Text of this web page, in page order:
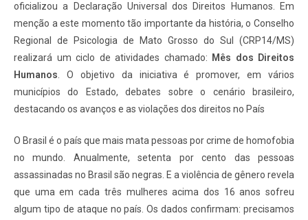
oficializou a Declaração Universal dos Direitos Humanos. Em
menção a este momento tão importante da história, o Conselho
Regional de Psicologia de Mato Grosso do Sul (CRP14/MS)
realizará um ciclo de atividades chamado: Mês dos Direitos
Humanos. O objetivo da iniciativa é promover, em vários
municípios do Estado, debates sobre o cenário brasileiro,
destacando os avanços e as violações dos direitos no País
O Brasil é o país que mais mata pessoas por crime de homofobia
no mundo. Anualmente, setenta por cento das pessoas
assassinadas no Brasil são negras. E a violência de gênero revela
que uma em cada três mulheres acima dos 16 anos sofreu
algum tipo de ataque no país. Os dados confirmam: precisamos